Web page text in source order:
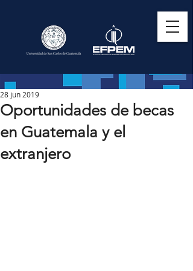
Oportunidades de becas
en Guatemala y el
extranjero
28 jun 2019